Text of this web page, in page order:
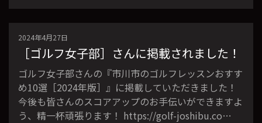
2024年4月27日
［ゴルフ女子部］さんに掲載されました！
ゴルフ女子部さんの『市川市のゴルフレッスンおすす
め10選［2024年版］』に掲載していただきました！
今後も皆さんのスコアアップのお手伝いができますよ
う、精一杯頑張ります！ https://golf-joshibu.co…